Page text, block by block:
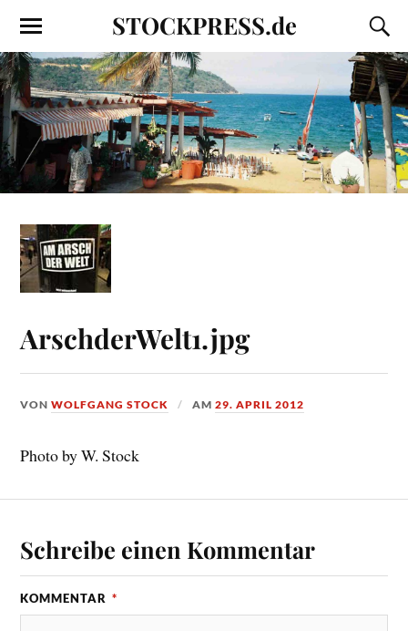
STOCKPRESS.de
ArschderWelt1.jpg
VONWOLFGANG STOCK AM29. APRIL 2012
Photo by W. Stock
Schreibe einen Kommentar
KOMMENTAR *